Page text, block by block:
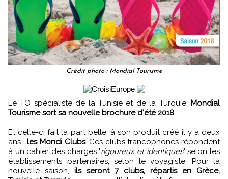
Crédit photo : Mondial Tourisme
Le TO spécialiste de la Tunisie et de la Turquie, Mondial
Tourisme sort sa nouvelle brochure d'été 2018.
Et celle-ci fait la part belle, à son produit créé il y a deux
ans :les Mondi Clubs. Ces clubs francophones répondent
à un cahier des charges "rigoureux et identiques" selon les
établissements partenaires, selon le voyagiste. Pour la
nouvelle saison, ils seront 7 clubs, répartis en Grèce,